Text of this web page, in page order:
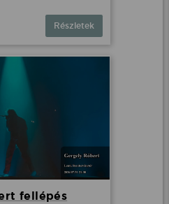
Részletek
fellépés